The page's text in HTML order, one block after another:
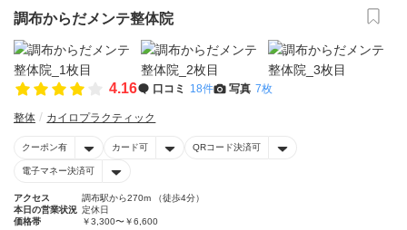
調布からだメンテ整体院
4.16 口コミ 18件 写真 7枚
整体 カイロプラクティック
クーポン有 カード可 QRコード決済可
電子マネー決済可
アクセス
調布駅から270m （徒歩4分）
本日の営業状況 定休日
価格帯
￥3,300〜￥6,600